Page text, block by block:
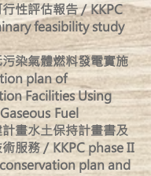
性評估報告 / KKPC
feasibility study
染氣體燃料發電實施
plan of
Facilities Using
Fuel
畫水土保持計畫書及
服務 / KKPC phase II
plan and